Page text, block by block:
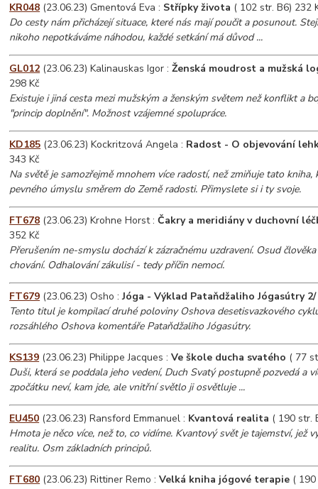
KR048 (23.06.23) Gmentová Eva : Střípky života ( 102 str. B6) 232
Do cesty nám přicházejí situace, které nás mají poučit a posunout.
nikoho nepotkáváme náhodou, každé setkání má důvod ...
GL012 (23.06.23) Kalinauskas Igor :Ženská moudrost a mužská
298 Kč
Existuje i jiná cesta mezi mužským a ženským světem než konflikt a
"princip doplnění". Možnost vzájemné spolupráce.
KD185 (23.06.23) Kockritzová Angela : Radost - O objevování
343 Kč
Na světě je samozřejmě mnohem více radostí, než zmiňuje tato kniha,
pevného úmyslu směrem do Země radosti. Přimyslete si i ty svoje.
FT678 (23.06.23) Krohne Horst :Čakry a meridiány v duchovní
352 Kč
Přerušením ne-smyslu dochází k zázračnému uzdravení. Osud
chování. Odhalování zákulisí - tedy příčin nemocí.
FT679 (23.06.23) Osho :Jóga - Výklad Pataňdžaliho Jógasútry 2/
Tento titul je kompilací druhé poloviny Oshova desetisvazkového
rozsáhlého Oshova komentáře Pataňdžaliho Jógasútry.
KS139 (23.06.23) Philippe Jacques :Ve škole ducha svatého ( 77
Duši, která se poddala jeho vedení, Duch Svatý postupně pozvedá a
zpočátku neví, kam jde, ale vnitřní světlo ji osvětluje ...
EU450 (23.06.23) Ransford Emmanuel : Kvantová realita ( 190 str.
Hmota je něco více, než to, co vidíme. Kvantový svět je tajemství, jež
realitu. Osm základních principů.
FT680 (23.06.23) Rittiner Remo :Velká kniha jógové terapie (